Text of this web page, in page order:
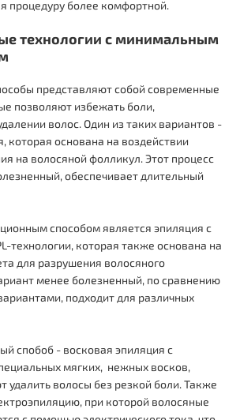
процедуру более комфортной.
технологии с минимальным
представляют собой современные
позволяют избежать боли,
волос. Один из таких вариантов -
которая основана на воздействии
на волосяной фолликул. Этот процесс
обеспечивает длительный
способом является эпиляция с
технологии, которая также основана на
для разрушения волосяного
менее болезненный, по сравнению
подходит для различных
спобоб - восковая эпиляция с
мягких, нежных восков,
удалить волосы без резкой боли. Также
при которой волосяные